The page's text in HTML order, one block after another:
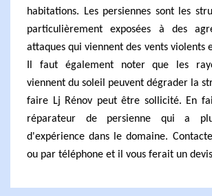
habitations. Les persiennes sont les
particulièrement exposées à des
attaques qui viennent des vents violents
Il faut également noter que les
viennent du soleil peuvent dégrader la
faire Lj Rénov peut être sollicité. En
réparateur de persienne qui a
d'expérience dans le domaine.
ou par téléphone et il vous ferait un